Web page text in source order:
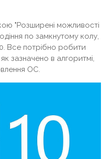
"Розширені можливості
по замкнутому колу,
Все потрібно робити
зазначено в алгоритмі,
ОС.